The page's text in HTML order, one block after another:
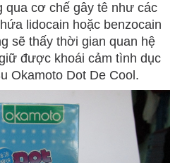
qua cơ chế gây tê như các
lidocain hoặc benzocain
sẽ thấy thời gian quan hệ
được khoái cảm tình dục
Okamoto Dot De Cool.